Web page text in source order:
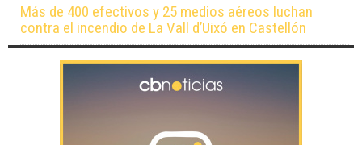
Más de 400 efectivos y 25 medios aéreos luchan
contra el incendio de La Vall d’Uixó en Castellón